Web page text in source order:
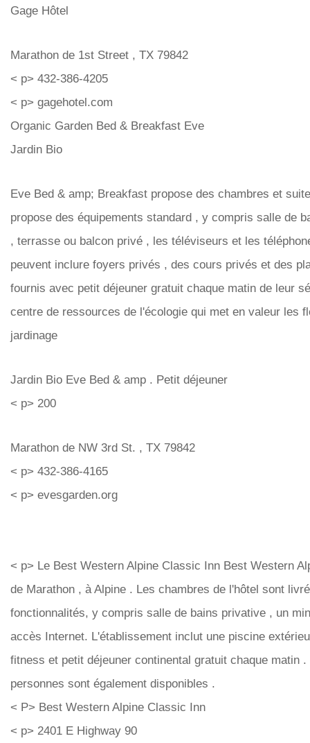
Gage Hôtel
Marathon de 1st Street , TX 79842
< p> 432-386-4205
< p> gagehotel.com
Organic Garden Bed & Breakfast Eve
Jardin Bio
Eve Bed & amp; Breakfast propose des chambres et
propose des équipements standard , y compris salle de
, terrasse ou balcon privé , les téléviseurs et les
peuvent inclure foyers privés , des cours privés et des
fournis avec petit déjeuner gratuit chaque matin de leur
centre de ressources de l'écologie qui met en valeur les
jardinage
Jardin Bio Eve Bed & amp . Petit déjeuner
< p> 200
Marathon de NW 3rd St. , TX 79842
< p> 432-386-4165
< p> evesgarden.org
< p> Le Best Western Alpine Classic Inn Best Western
de Marathon , à Alpine . Les chambres de l'hôtel sont
fonctionnalités, y compris salle de bains privative , un
accès Internet. L'établissement inclut une piscine
fitness et petit déjeuner continental gratuit chaque matin
personnes sont également disponibles .
< P> Best Western Alpine Classic Inn
< p> 2401 E Highway 90